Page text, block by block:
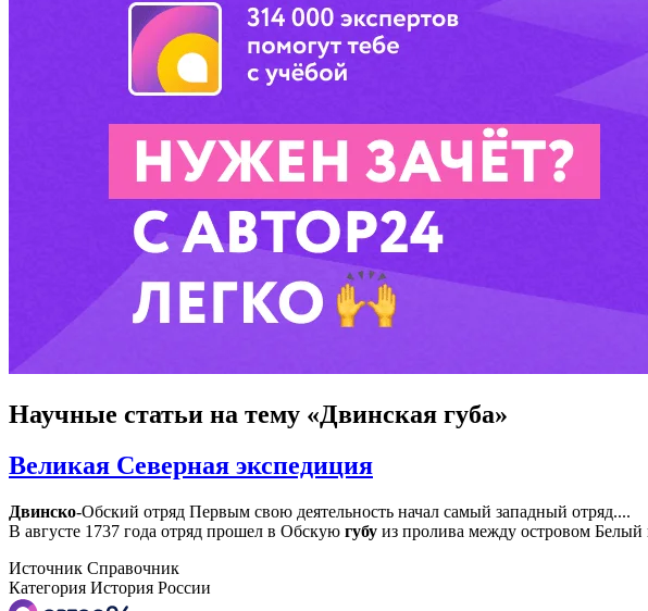
Научные статьи на тему «Двинская губа»
Великая Северная экспедиция
Двинско-Обский отряд Первым свою деятельность начал самый западный отряд....
В августе 1737 года отряд прошел в Обскую губу из пролива между островом
Источник Справочник
Категория История России